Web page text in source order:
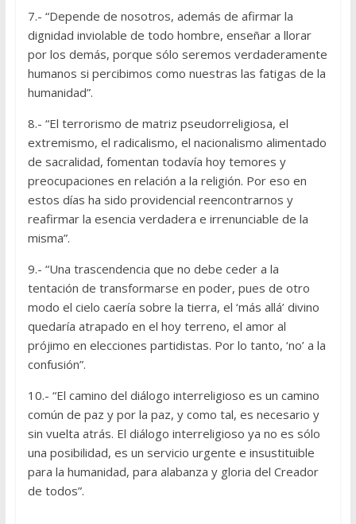
7.- “Depende de nosotros, además de afirmar la
dignidad inviolable de todo hombre, enseñar a llorar
por los demás, porque sólo seremos verdaderamente
humanos si percibimos como nuestras las fatigas de la
humanidad”.
8.- “El terrorismo de matriz pseudorreligiosa, el
extremismo, el radicalismo, el nacionalismo alimentado
de sacralidad, fomentan todavía hoy temores y
preocupaciones en relación a la religión. Por eso en
estos días ha sido providencial reencontrarnos y
reafirmar la esencia verdadera e irrenunciable de la
misma”.
9.- “Una trascendencia que no debe ceder a la
tentación de transformarse en poder, pues de otro
modo el cielo caería sobre la tierra, el ‘más allá’ divino
quedaría atrapado en el hoy terreno, el amor al
prójimo en elecciones partidistas. Por lo tanto, ‘no’ a la
confusión”.
10.- “El camino del diálogo interreligioso es un camino
común de paz y por la paz, y como tal, es necesario y
sin vuelta atrás. El diálogo interreligioso ya no es sólo
una posibilidad, es un servicio urgente e insustituible
para la humanidad, para alabanza y gloria del Creador
de todos”.